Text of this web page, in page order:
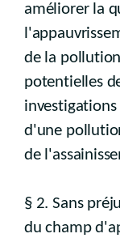
améliorer la
de la
potentielles
d'une
de
§ 2. Sans
du champ